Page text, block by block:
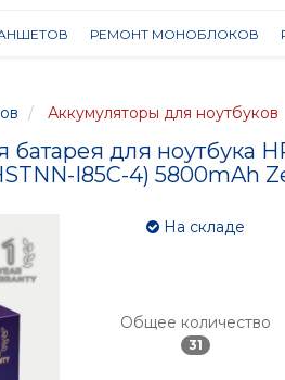
РЕМОНТ МОНОБЛОКОВ
Аккумуляторы для ноутбуков
батарея для ноутбука
I85C-4) 5800mAh
На складе
Общее количество
31